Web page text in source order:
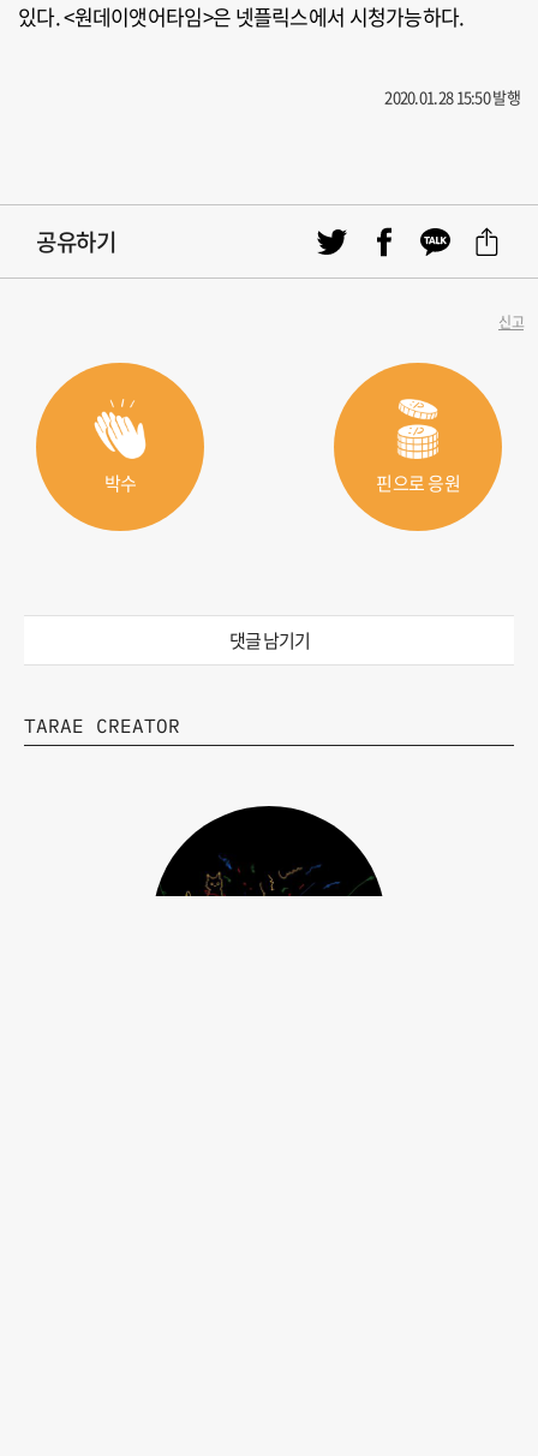
있다. <원데이앳어타임>은 넷플릭스에서 시청가능하다.
2020.01.28 15:50 발행
공유하기
박수 핀으로 응원
신고
댓글 남기기
TARAE CREATOR